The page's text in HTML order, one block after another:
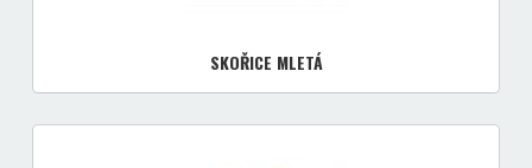
SKOŘICE MLETÁ